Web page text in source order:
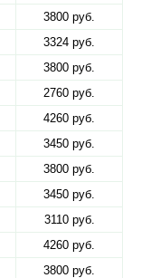
3800 руб.
3324 руб.
3800 руб.
2760 руб.
4260 руб.
3450 руб.
3800 руб.
3450 руб.
3110 руб.
4260 руб.
3800 руб.